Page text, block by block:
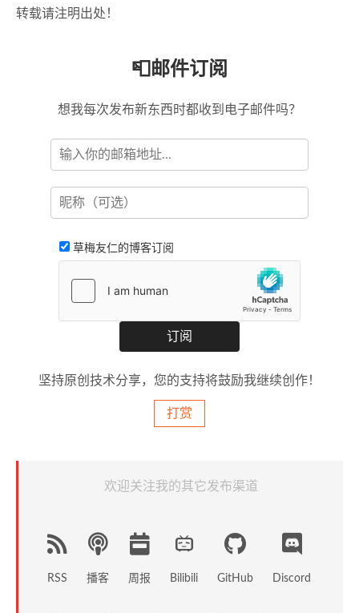
转载请注明出处！
📮邮件订阅
想我每次发布新东西时都收到电子邮件吗？
草梅友仁的博客订阅
坚持原创技术分享，您的支持将鼓励我继续创作！
打赏
欢迎关注我的其它发布渠道
RSS 播客 周报 Bilibili GitHub Discord